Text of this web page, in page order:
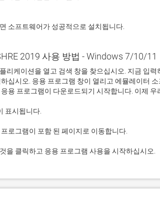
소프트웨어가 성공적으로 설치됩니다.
2019 사용 방법 - Windows 7/10/11
리케이션을 열고 검색 창을 찾으십시오. 지금 입력
십시오. 응용 프로그램 창이 열리고 에뮬레이터
을 클릭하고 응용 프로그램 사용을 시작하십시오.